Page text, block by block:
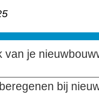
van je
bij